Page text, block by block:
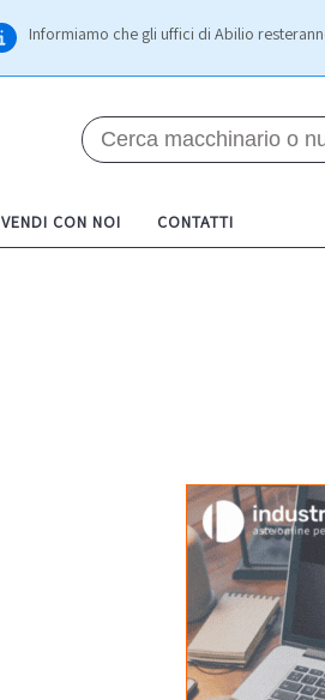
Informiamo che gli uffici di Abilio
VENDI CON NOI CONTATTI